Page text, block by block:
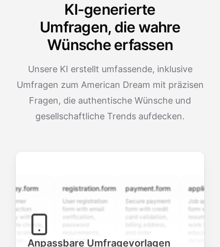
KI-generierte
Umfragen, die wahre
Wünsche erfassen
Unsere KI erstellt umfassende, inklusive
Umfragen zum American Dream mit präzisen
Fragen, die authentische Wünsche und
gesellschaftliche Trends aufdecken.
with
ended
registration.form
User registration
form with email
verification,
and profile
payment.form
Secure payment
form with credit
card validation,
summary
Job application
form with
resume upload,
Anpassbare Umfragevorlagen